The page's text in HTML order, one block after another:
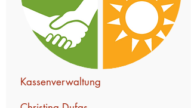
Kassenverwaltung